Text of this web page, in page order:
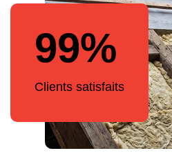
99%
Clients satisfaits